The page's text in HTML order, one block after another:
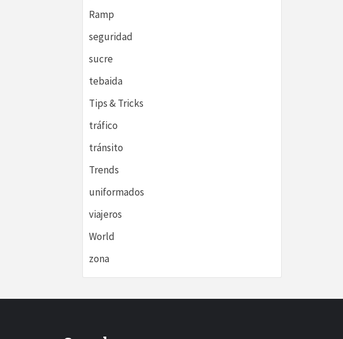
Ramp
seguridad
sucre
tebaida
Tips & Tricks
tráfico
tránsito
Trends
uniformados
viajeros
World
zona